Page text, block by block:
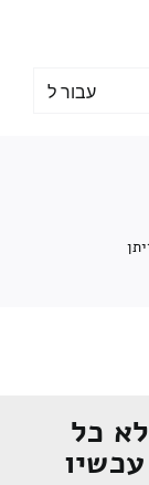
עבור ל
כל